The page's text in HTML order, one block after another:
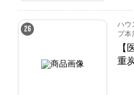
26
ハウ
プ本
【
重